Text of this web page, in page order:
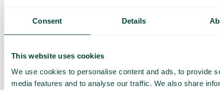
Consent Details
This website uses cookies
We use cookies to personalise content and ads, to provide
media features and to analyse our traffic. We also share
Inte kund till Telavox ännu?
Kontakta vårt säljteam för assistans.